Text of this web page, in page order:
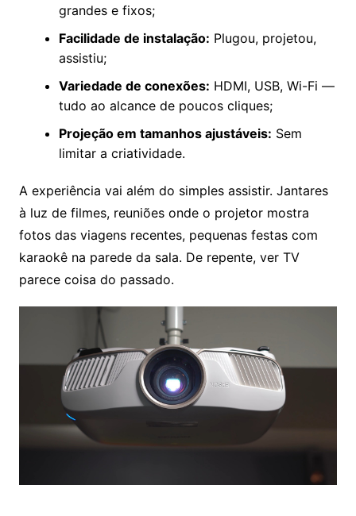
grandes e fixos;
Facilidade de instalação: Plugou, projetou,
assistiu;
Variedade de conexões: HDMI, USB, Wi-Fi —
tudo ao alcance de poucos cliques;
Projeção em tamanhos ajustáveis: Sem
limitar a criatividade.
A experiência vai além do simples assistir. Jantares
à luz de filmes, reuniões onde o projetor mostra
fotos das viagens recentes, pequenas festas com
karaokê na parede da sala. De repente, ver TV
parece coisa do passado.